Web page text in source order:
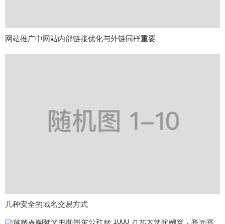
网站推广中网站内部链接优化与外链同样重要
几种安全的域名交易方式